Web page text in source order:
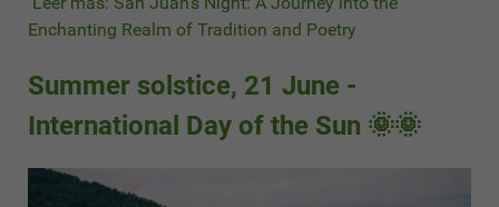
Enchanting Realm of Tradition and Poetry
Summer solstice, 21 June -
International Day of the Sun 🌞🌞